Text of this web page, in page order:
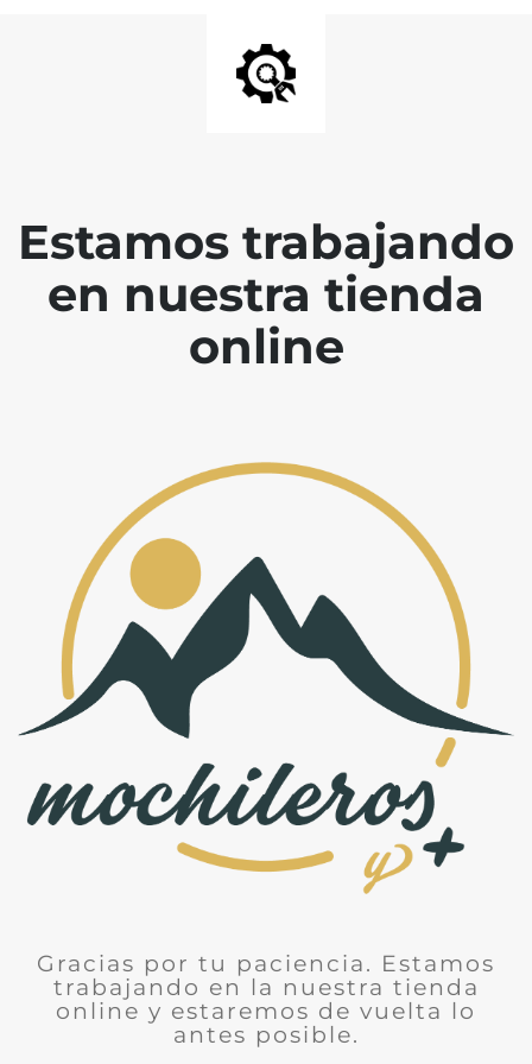
Estamos trabajando
en nuestra tienda
online
Gracias por tu paciencia. Estamos
trabajando en la nuestra tienda
online y estaremos de vuelta lo
antes posible.